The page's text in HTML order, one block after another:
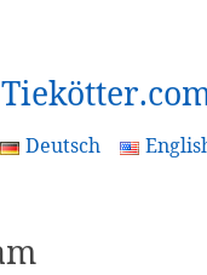
Deutsch